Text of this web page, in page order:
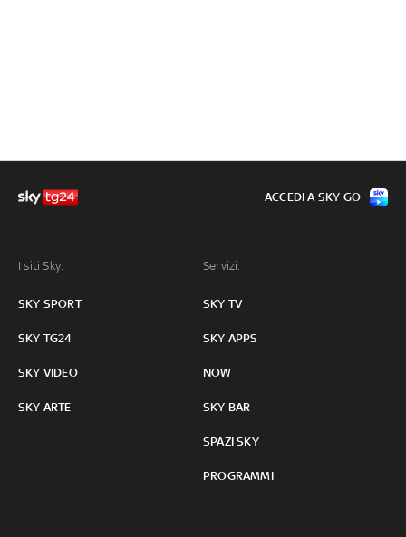
I siti Sky:
SKY SPORT
SKY TG24
SKY VIDEO
SKY ARTE
Servizi:
SKY TV
SKY APPS
NOW
SKY BAR
SPAZI SKY
PROGRAMMI
ACCEDI A SKY GO